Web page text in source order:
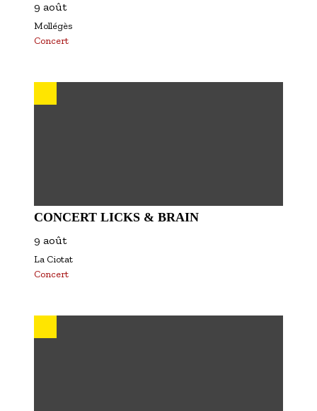
9 août
Mollégès
Concert
CONCERT LICKS & BRAIN
9 août
La Ciotat
Concert